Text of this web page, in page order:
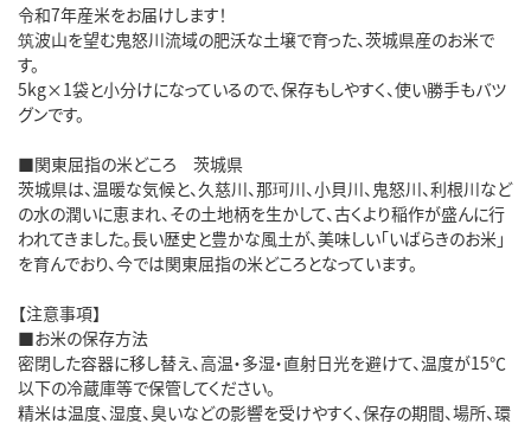
令和7年産米をお届けします！
筑波山を望む鬼怒川流域の肥沃な土壌で育った、茨城県産のお米で
す。
5kg×1袋と小分けになっているので、保存もしやすく、使い勝手もバツ
グンです。
■関東屈指の米どころ 茨城県
茨城県は、温暖な気候と、久慈川、那珂川、小貝川、鬼怒川、利根川など
の水の潤いに恵まれ、その土地柄を生かして、古くより稲作が盛んに行
われてきました。長い歴史と豊かな風土が、美味しい「いばらきのお米」
を育んでおり、今では関東屈指の米どころとなっています。
【注意事項】
■お米の保存方法
密閉した容器に移し替え、高温・多湿・直射日光を避けて、温度が15℃
以下の冷蔵庫等で保管してください。
精米は温度、湿度、臭いなどの影響を受けやすく、保存の期間、場所、環